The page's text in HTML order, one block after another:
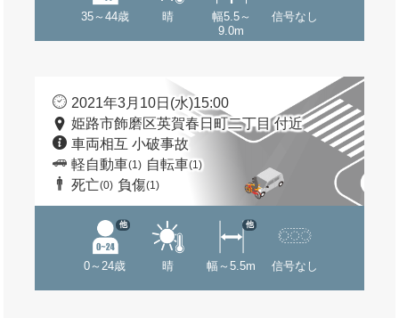
35～44歳 晴
幅5.5～
9.0m
信号なし
2021年3月10日(水)15:00
姫路市飾磨区英賀春日町二丁目 付近
車両相互 小破事故
軽自動車(1) 自転車(1)
死亡(0) 負傷(1)
0～24歳
他
晴 幅～5.5m
他
信号なし